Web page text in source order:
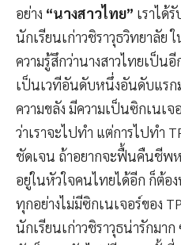
อย่าง “นางสาวไทย” เราได้
นักเรียนเก่าวชิราวุธวิทยาลัย
ความรู้สึกว่านางสาวไทยเป็น
เป็นเวทีอันดับหนึ่งอันดับแรก
ความขลัง มีความเป็นซิกเนเจ
ว่าเราจะไปทำ แต่การไปทำ
ชัดเจน ถ้าอยากจะฟื้นคืนชีพ
อยู่ในหัวใจคนไทยได้อีก ก็ต้อ
ทุกอย่างไม่มีซิกเนเจอร์ของ
นักเรียนเก่าวชิราวุธน่ารักม